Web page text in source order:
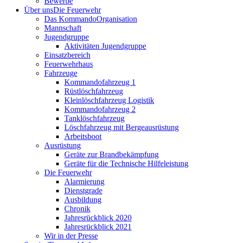
Über unsDie Feuerwehr
Das KommandoOrganisation
Mannschaft
Jugendgruppe
Aktivitäten Jugendgruppe
Einsatzbereich
Feuerwehrhaus
Fahrzeuge
Kommandofahrzeug 1
Rüstlöschfahrzeug
Kleinlöschfahrzeug Logistik
Kommandofahrzeug 2
Tanklöschfahrzeug
Löschfahrzeug mit Bergeausrüstung
Arbeitsboot
Ausrüstung
Geräte zur Brandbekämpfung
Geräte für die Technische Hilfeleistung
Die Feuerwehr
Alarmierung
Dienstgrade
Ausbildung
Chronik
Jahresrückblick 2020
Jahresrückblick 2021
Wir in der Presse